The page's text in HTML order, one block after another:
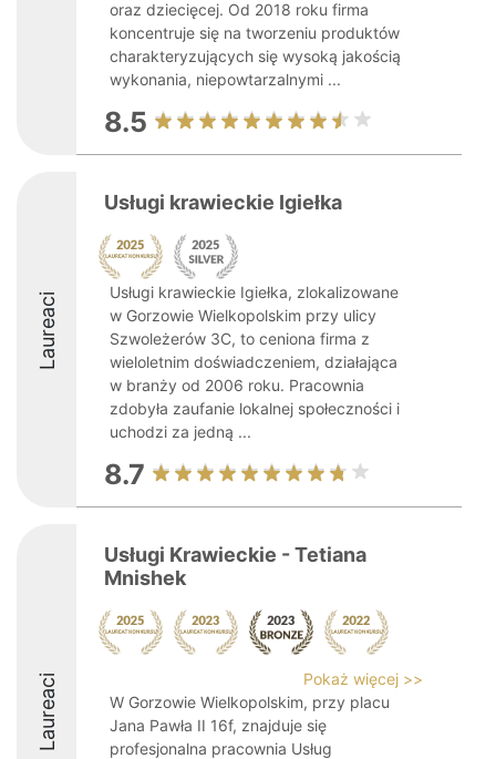
oraz dziecięcej. Od 2018 roku firma
koncentruje się na tworzeniu produktów
charakteryzujących się wysoką jakością
wykonania, niepowtarzalnymi ...
8.5
Laureaci
Usługi krawieckie Igiełka
Usługi krawieckie Igiełka, zlokalizowane
w Gorzowie Wielkopolskim przy ulicy
Szwoleżerów 3C, to ceniona firma z
wieloletnim doświadczeniem, działająca
w branży od 2006 roku. Pracownia
zdobyła zaufanie lokalnej społeczności i
uchodzi za jedną ...
8.7
Laureaci
Usługi Krawieckie - Tetiana
Mnishek
Pokaż więcej >>
W Gorzowie Wielkopolskim, przy placu
Jana Pawła II 16f, znajduje się
profesjonalna pracownia Usług